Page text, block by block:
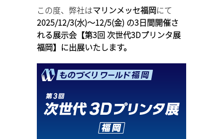
この度、弊社はマリンメッセ福岡にて
2025/12/3(水)～12/5(金) の3日間開催さ
れる展示会【第3回 次世代3Dプリンタ展
福岡】に出展いたします。